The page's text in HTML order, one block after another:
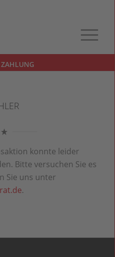
konnte leider
Bitte versuchen Sie es
Sie uns unter
.